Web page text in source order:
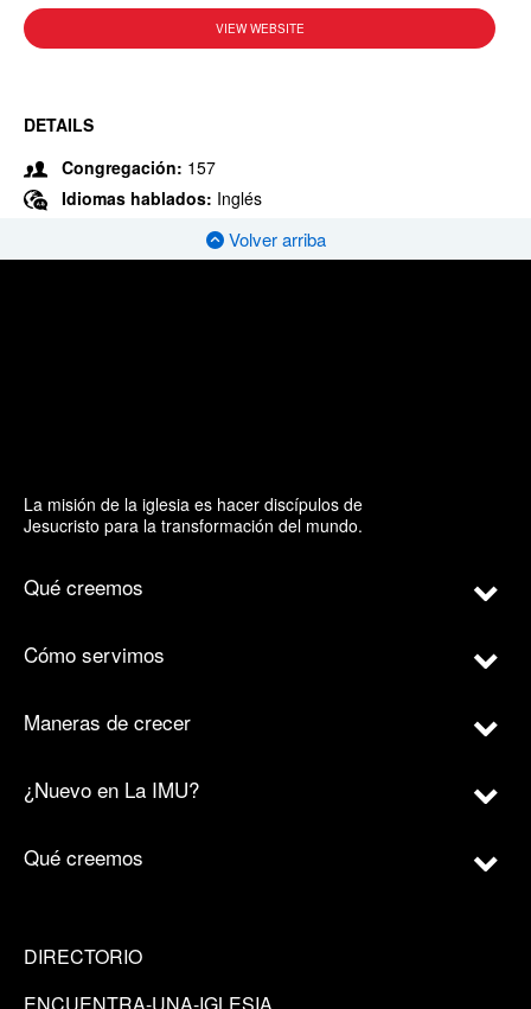
VIEW WEBSITE
DETAILS
Congregación: 157
Idiomas hablados: Inglés
Volver arriba
La misión de la iglesia es hacer discípulos de
Jesucristo para la transformación del mundo.
Qué creemos
Cómo servimos
Maneras de crecer
¿Nuevo en La IMU?
Qué creemos
DIRECTORIO
ENCUENTRA-UNA-IGLESIA